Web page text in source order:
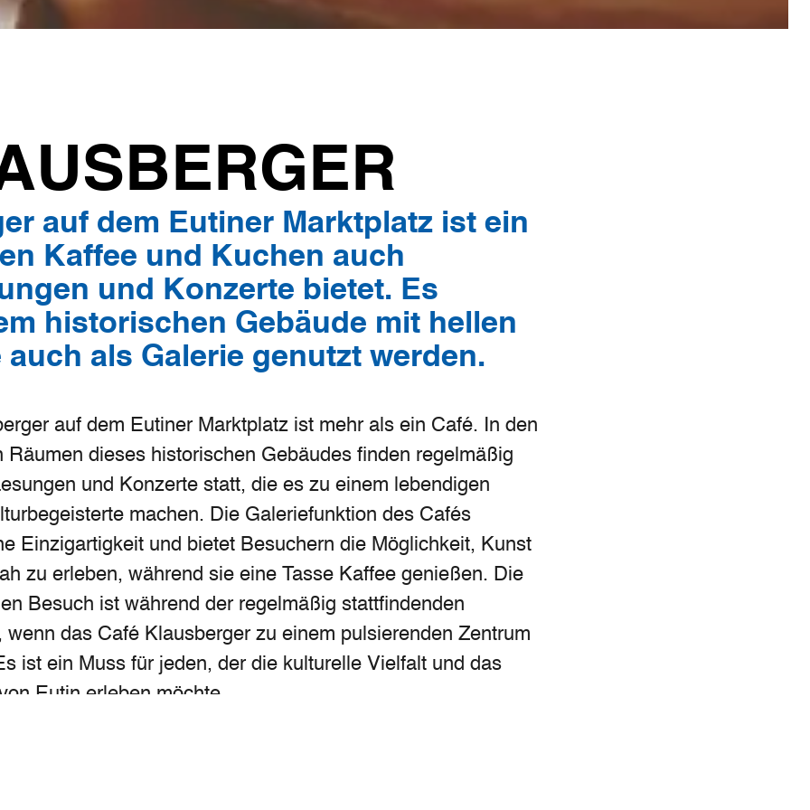
auf dem Eutiner Marktplatz ist ein
Kaffee und Kuchen auch
und Konzerte bietet. Es
historischen Gebäude mit hellen
als Galerie genutzt werden.
auf dem Eutiner Marktplatz ist mehr als ein Café. In den
Räumen dieses historischen Gebäudes finden regelmäßig
und Konzerte statt, die es zu einem lebendigen
machen. Die Galeriefunktion des Cafés
Einzigartigkeit und bietet Besuchern die Möglichkeit, Kunst
zu erleben, während sie eine Tasse Kaffee genießen. Die
Besuch ist während der regelmäßig stattfindenden
wenn das Café Klausberger zu einem pulsierenden Zentrum
ist ein Muss für jeden, der die kulturelle Vielfalt und das
Eutin erleben möchte.